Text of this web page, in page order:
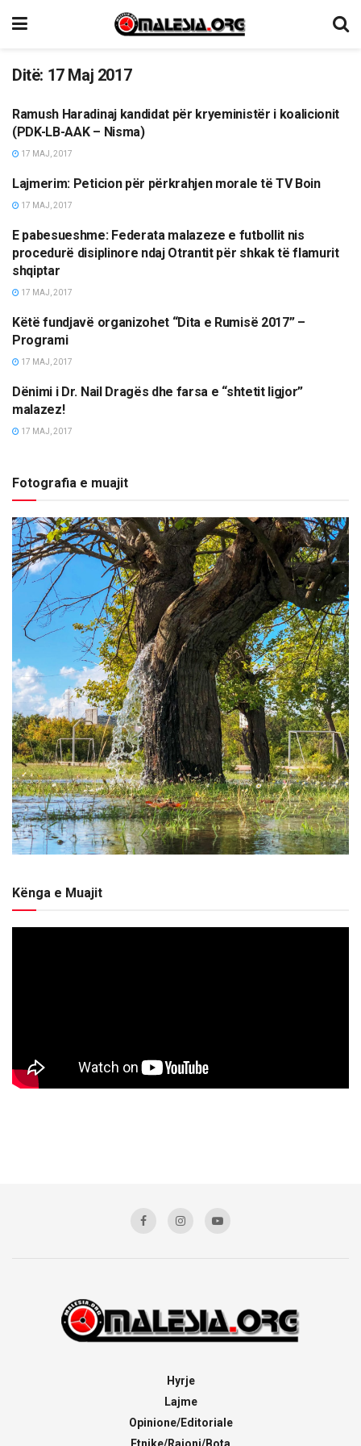
Ditë: 17 Maj 2017
ETNIKE/RAJONI/BOTA
Ramush Haradinaj kandidat për kryeministër i koalicionit
(PDK-LB-AAK – Nisma)
17 MAJ, 2017
LAJME
Lajmerim: Peticion për përkrahjen morale të TV Boin
17 MAJ, 2017
SPORT
E pabesueshme: Federata malazeze e futbollit nis
procedurë disiplinore ndaj Otrantit për shkak të flamurit
shqiptar
17 MAJ, 2017
TË NDRYSHME
Këtë fundjavë organizohet “Dita e Rumisë 2017” –
Programi
17 MAJ, 2017
OPINIONE/EDITORIALE
Dënimi i Dr. Nail Dragës dhe farsa e “shtetit ligjor”
malazez!
17 MAJ, 2017
Fotografia e muajit
Kënga e Muajit
Hyrje
Lajme
Opinione/Editoriale
Etnike/Rajoni/Bota